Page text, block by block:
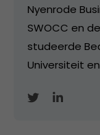
Nyenrode
SWOCC en
studeerde
Universiteit